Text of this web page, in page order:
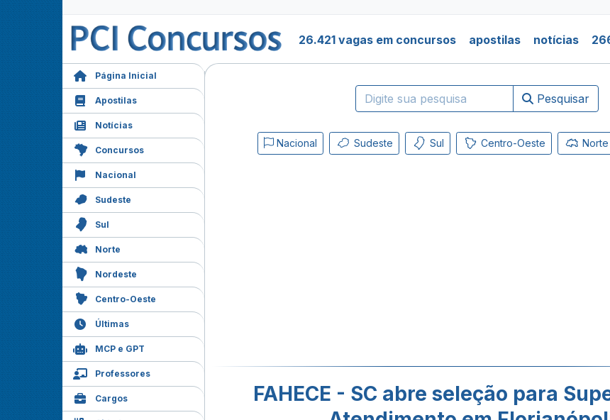
26.421 vagas em concursos apostilas notícias
Página Inicial
Apostilas
Notícias
Concursos
Nacional
Sudeste
Sul
Norte
Nordeste
Centro-Oeste
Últimas
MCP e GPT
Professores
Cargos
Pesquisar
Nacional Sudeste Sul Centro-Oeste Norte
FAHECE - SC abre seleção para